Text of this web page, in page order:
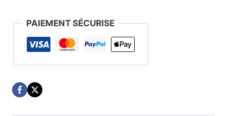
48 PAIEMENT SÉCURISE